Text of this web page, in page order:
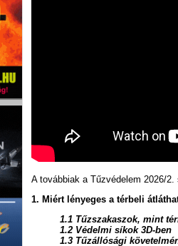
A továbbiak a Tűzvédelem 2026/
1. Miért lényeges a térbeli
1.1 Tűzszakaszok, mint
1.2 Védelmi síkok 3D-ben
1.3 Tűzállósági